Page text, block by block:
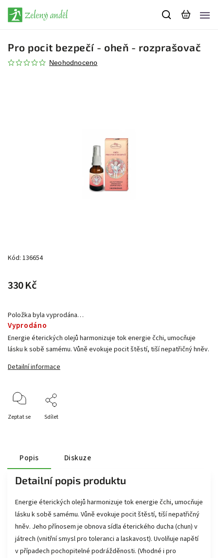
Pro pocit bezpečí - oheň - rozprašovač
Neohodnoceno
Kód: 136654
330 Kč
Vyprodáno
Položka byla vyprodána…
Energie éterických olejů harmonizuje tok energie čchi, umocňuje
lásku k sobě samému. Vůně evokuje pocit štěstí, tiší nepatřičný hněv.
Detailní informace
Zeptat se Sdílet
Popis Diskuze
Detailní popis produktu
Energie éterických olejů harmonizuje tok energie čchi, umocňuje
lásku k sobě samému. Vůně evokuje pocit štěstí, tiší nepatřičný
hněv. Jeho přínosem je obnova sídla éterického ducha (chun) v
játrech (vnitřní smysl pro toleranci a laskavost). Uvolňuje napětí
v případech pochopitelné podrážděnosti. (Vhodné i pro